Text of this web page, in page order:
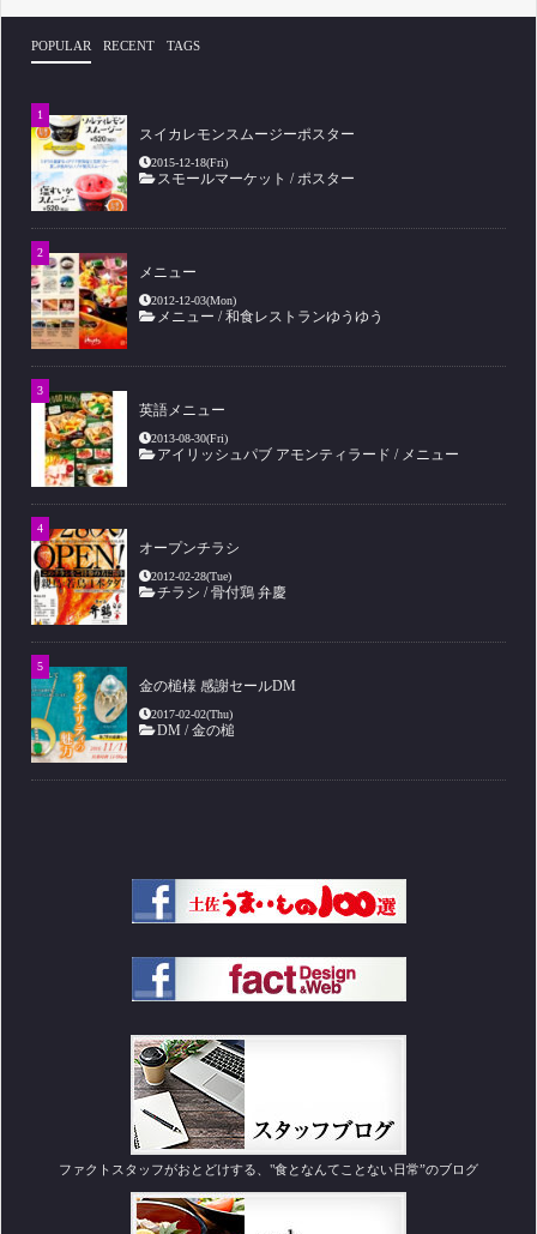
POPULAR RECENT TAGS
スイカレモンスムージーポスター
2015-12-18(Fri)
スモールマーケット /ポスター
メニュー
2012-12-03(Mon)
メニュー /和食レストランゆうゆう
英語メニュー
2013-08-30(Fri)
アイリッシュパブ アモンティラード / メニュー
オープンチラシ
2012-02-28(Tue)
チラシ /骨付鶏 弁慶
金の槌様 感謝セールDM
2017-02-02(Thu)
DM /金の槌
ファクトスタッフがおとどけする、"食となんてことない日常”のブログ